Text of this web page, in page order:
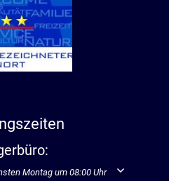
oder Schließzeiten auszublenden
Montag um 08:00 Uhr